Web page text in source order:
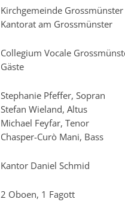
Kirchgemeinde Grossmünster
Kantorat am Grossmünster
Collegium Vocale
Gäste
Stephanie Pfeffer, Sopran
Stefan Wieland, Altus
Michael Feyfar, Tenor
Chasper-Curò Mani, Bass
Kantor Daniel Schmid
2 Oboen, 1 Fagott